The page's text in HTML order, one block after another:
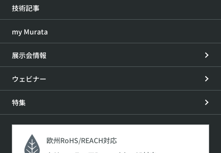
技術記事
my Murata
展示会情報
ウェビナー
特集
欧州RoHS/REACH対応